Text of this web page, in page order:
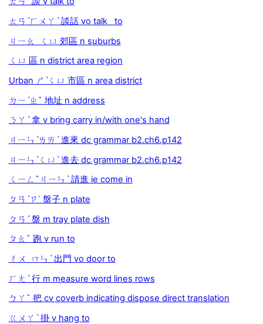
ㄊㄢˊㄏㄨㄚˋ 談話 vo talk to
ㄐㄧㄠ ㄑㄩ 郊區 n suburbs
ㄑㄩ 區 n district area region
Urban ㄕˋㄑㄩ 市區 n area district
ㄉㄧˋㄓˇ 地址 n address
ㄋㄚˊ 拿 v bring carry in/with one's hand
ㄐㄧㄣˋㄌㄞˊ 進來 dc grammar b2.ch6.p142
ㄐㄧㄣˋㄑㄩˋ 進去 dc grammar b2.ch6.p142
ㄑㄧㄥˇㄐㄧㄣˋ 請進 ie come in
ㄆㄢˊㄗ˙ 盤子 n plate
ㄆㄢˊ 盤 m tray plate dish
ㄆㄠˇ 跑 v run to
ㄔㄨ ㄇㄣˊ 出門 vo door to
ㄏㄤˊ 行 m measure word lines rows
ㄅㄚˇ 把 cv coverb indicating dispose direct translation
ㄍㄨㄚˋ 掛 v hang to